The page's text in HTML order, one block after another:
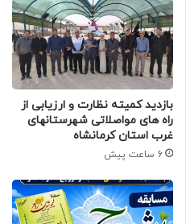
بازدید کمیته نظارت و ارزیابی از
راه های مواصلاتی شهرستانهای
غرب استان کرمانشاه
6 ساعت پیش